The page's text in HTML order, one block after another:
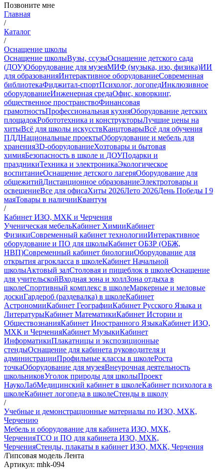
Позвоните мне
Главная
/
Каталог
/
Оснащение школы
Оснащение школыВузы, ссузыОснащение детского сада
(ДОУ)Оборудование для музеяМИФ (музыка, изо, физика)ИИ
для образованияИнтерактивное оборудованиеСовременная
библиотекаФиджитал-спортПсихолог, логопедИнклюзивное
оборудованиеИнженерная средаОфис, коворкинг,
общественное пространствоФинансовая
грамотностьПрофессиональная кухняОборудование детских
площадокРобототехника и конструкторыЛучшие цены на
хитыВсё для школы искусствКанцтоварыВсё для обучения
ПДДНациональные проектыОборудование и мебель для
хранения3D-оборудованиеХозтовары и бытовая
химияБезопасность в школе и ДОУПодарки и
праздникиТехника и электроникаЭкологическое
воспитаниеОснащение детского лагеряОборудование для
общежитийДистанционное образованиеЭлектротовары и
освещениеВсе для офисаХиты 2026Лето 2026День Победы I 9
маяТовары в наличииКвантум
/
Кабинет ИЗО, МХК и Черчения
Ученическая мебельКабинет ХимииКабинет
ФизикиСовременный кабинет технологииИнтерактивное
оборудование и ПО для школыКабинет ОБЗР (ОБЖ,
НВП)Современный кабинет биологииОборудование для
открытия агрокласса в школеКабинет Начальной
школыАктовый залСтоловая и пищеблок в школеОснащение
для учительскойВходная зона и холлЗона отдыха в
школеСпортивный комплекс в школеМаркерные и меловые
доскиГардероб (раздевалка) в школеКабинет
АстрономииКабинет ГеографииКабинет Русского Языка и
ЛитературыКабинет МатематикиКабинет Истории и
ОбществознанияКабинет Иностранного ЯзыкаКабинет ИЗО,
МХК и ЧерченияКабинет МузыкиКабинет
ИнформатикиПлакатницы и экспозиционные
стендыОснащение для кабинета руководителя и
администрацииПрофильные классы в школеРоста
точкаОборудование для музеяВнеурочная деятельность
школьниковУголок природы для школыПроект
НаукоЛабМедицинский кабинет в школеКабинет психолога в
школеКабинет логопеда в школеСтенды в школу
/
Учебные и демонстрационные материалы по ИЗО, МХК,
Черчению
Мебель и оборудование для кабинета ИЗО, МХК,
ЧерченияТСО и ПО для кабинета ИЗО, МХК,
ЧерченияСтенды, плакаты в кабинет ИЗО, МХК, Черчения
/Гипсовая модель Лента
Артикул: mhk-094